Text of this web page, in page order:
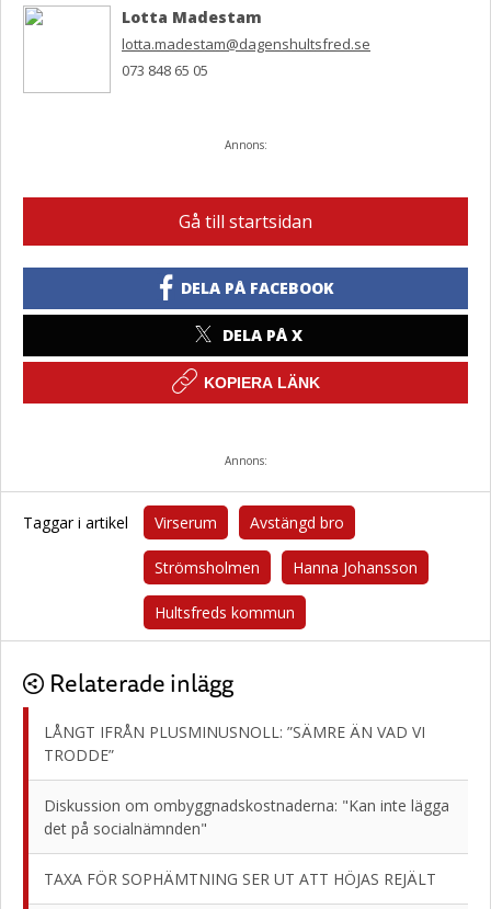
Lotta Madestam
lotta.madestam@dagenshultsfred.se
073 848 65 05
Annons:
Gå till startsidan
DELA PÅ FACEBOOK
DELA PÅ X
KOPIERA LÄNK
Annons:
Taggar i artikel Virserum Avstängd bro
Strömsholmen Hanna Johansson
Hultsfreds kommun
Relaterade inlägg
LÅNGT IFRÅN PLUSMINUSNOLL: ”SÄMRE ÄN VAD VI
TRODDE”
Diskussion om ombyggnadskostnaderna: "Kan inte lägga
det på socialnämnden"
TAXA FÖR SOPHÄMTNING SER UT ATT HÖJAS REJÄLT